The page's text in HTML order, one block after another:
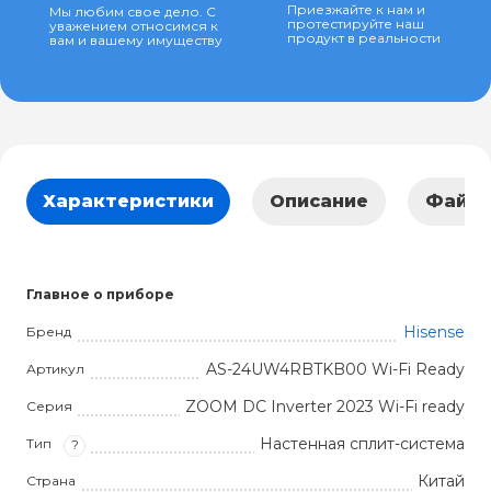
Мы любим свое дело. С
уважением относимся к
вам и вашему имуществу
Приезжайте к нам и
протестируйте наш
продукт в реальности
Характеристики Описание
Главное о приборе
Бренд Hisense
Артикул AS-24UW4RBTKB00 Wi-Fi Ready
Серия ZOOM DC Inverter 2023 Wi-Fi ready
Тип ? Настенная сплит-система
Страна Китай